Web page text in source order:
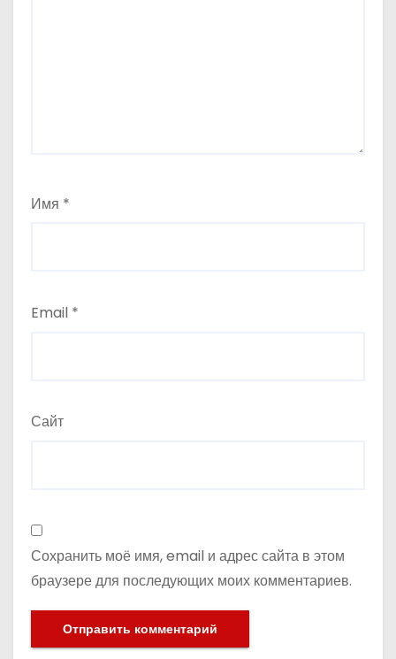
Имя *
Email *
Сайт
Сохранить моё имя, email и адрес сайта в этом
браузере для последующих моих комментариев.